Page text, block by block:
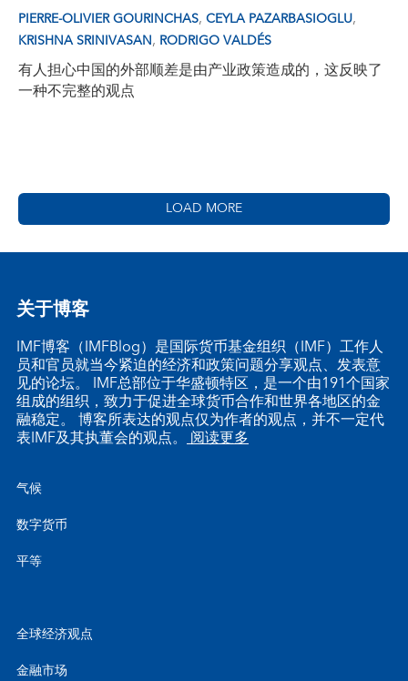
PIERRE-OLIVIER GOURINCHAS, CEYLA PAZARBASIOGLU,
KRISHNA SRINIVASAN, RODRIGO VALDÉS
有人担心中国的外部顺差是由产业政策造成的，这反映了
一种不完整的观点
LOAD MORE
关于博客
IMF博客（IMFBlog）是国际货币基金组织（IMF）工作人
员和官员就当今紧迫的经济和政策问题分享观点、发表意
见的论坛。 IMF总部位于华盛顿特区，是一个由191个国家
组成的组织，致力于促进全球货币合作和世界各地区的金
融稳定。 博客所表达的观点仅为作者的观点，并不一定代
表IMF及其执董会的观点。 阅读更多
气候
数字货币
平等
全球经济观点
金融市场